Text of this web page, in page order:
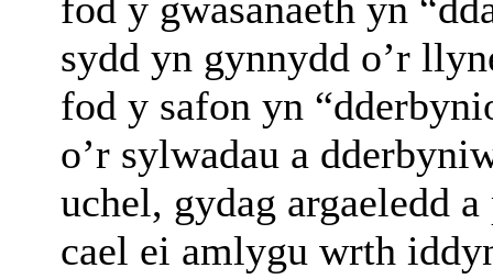
sydd yn gynnydd o’r
fod y safon yn
o’r sylwadau a
uchel, gydag argaeledd
cael ei amlygu wrth